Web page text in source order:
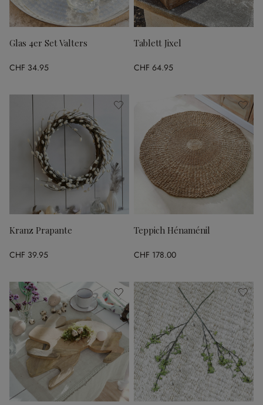
Glas 4er Set Valters
CHF 34.95
Tablett Jixel
CHF 64.95
Kranz Prapante
CHF 39.95
Teppich Hénaménil
CHF 178.00